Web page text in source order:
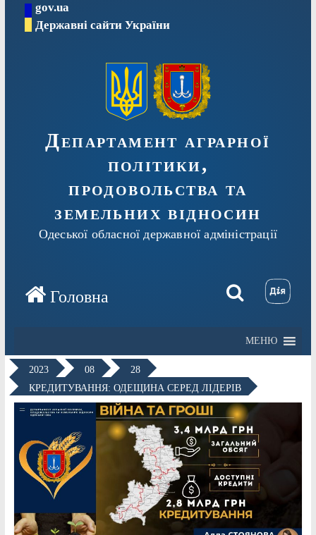
Перейтиgov.ua
Державні сайти України
Департамент аграрної
політики,
продовольства та
земельних відносин
Одеської обласної державної адміністрації
МЕНЮ
2023 08
28
КРЕДИТУВАННЯ: ОДЕЩИНА СЕРЕД ЛІДЕРІВ